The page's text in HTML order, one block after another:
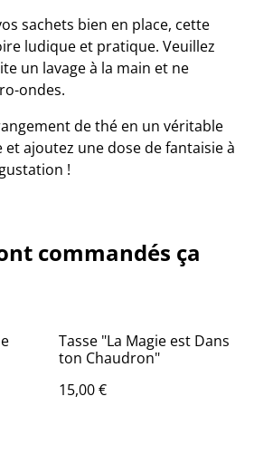
sachets bien en place, cette
ludique et pratique. Veuillez
un lavage à la main et ne
ondes.
de thé en un véritable
ajoutez une dose de fantaisie à
!
commandés ça
Tasse "La Magie est Dans
ton Chaudron"
15,00 €